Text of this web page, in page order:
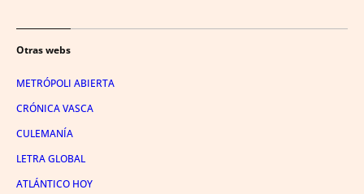
Otras webs
METRÓPOLI ABIERTA
CRÓNICA VASCA
CULEMANÍA
LETRA GLOBAL
ATLÁNTICO HOY